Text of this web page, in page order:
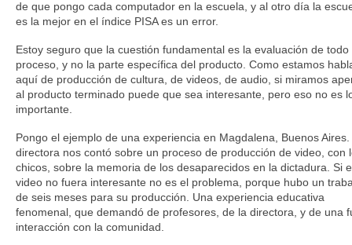
de que pongo cada computador en la escuela, y al otro día la
es la mejor en el índice PISA es un error.
Estoy seguro que la cuestión fundamental es la evaluación de todo
proceso, y no la parte específica del producto. Como estamos
aquí de producción de cultura, de videos, de audio, si miramos
al producto terminado puede que sea interesante, pero eso no es
importante.
Pongo el ejemplo de una experiencia en Magdalena, Buenos Aires.
directora nos contó sobre un proceso de producción de video, con
chicos, sobre la memoria de los desaparecidos en la dictadura. Si
video no fuera interesante no es el problema, porque hubo un
de seis meses para su producción. Una experiencia educativa
fenomenal, que demandó de profesores, de la directora, y de una
interacción con la comunidad.